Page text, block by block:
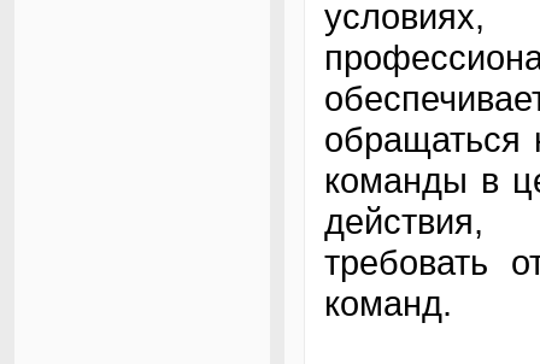
обращаться
команды в
действия,
требовать
команд.